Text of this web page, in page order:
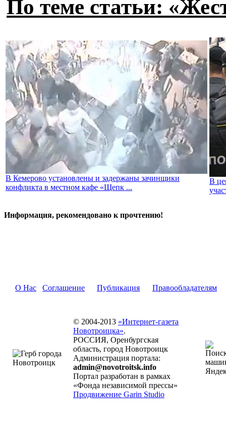
По теме статьи:
В Кемерово установлены и задержаны зачинщики
конфликта в местном кафе «Щепк ...
В
Информация, рекомендовано к прочтению!
О Нас Соглашение Публикация Правообладателям
© 2004-2013 «Интернет-газета
Новотроицка».
РОССИЯ, Оренбургская
область, город Новотроицк
Администрация портала:
admin@novotroitsk.info
Портал разработан в рамках
«Фонда независимой прессы»
Продвижение Garin Studio